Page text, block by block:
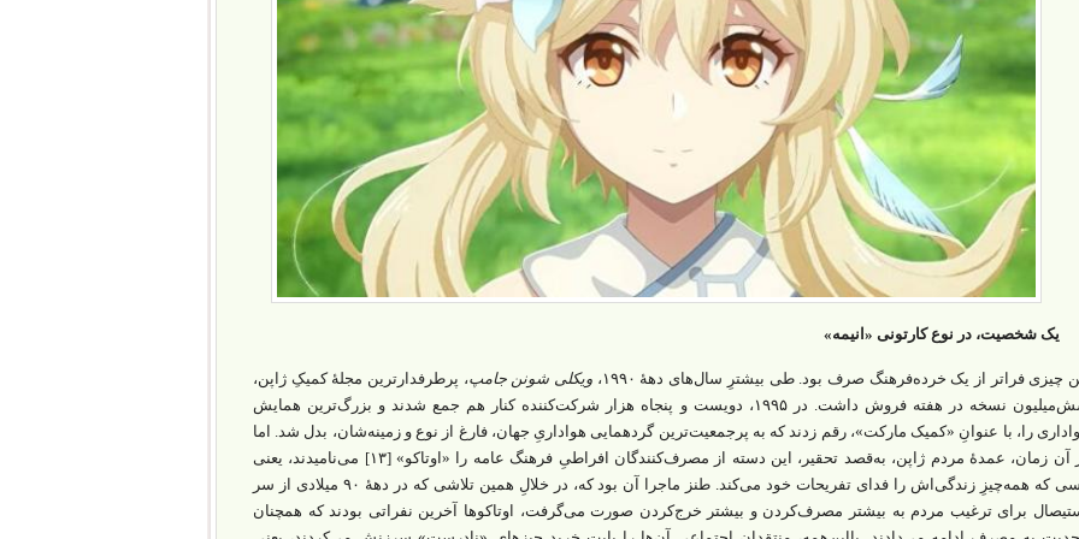
یک شخصیت، در نوع کارتونی «انیمه»
چیزی فراتر از یک خرده‌فرهنگ صرف بود. طی بیشترِ سال‌های دهۀ ۱۹۹۰، ویکلی شونن جامپ، پرطرفدارترین مجلۀ کمیکِ ژاپن،
شش‌میلیون نسخه در هفته فروش داشت. در ۱۹۹۵، دویست‌ و پنجاه‌ هزار شرکت‌کننده کنار هم جمع شدند و بزرگ‌ترین همایش
را، با عنوانِ «کمیک مارکت»، رقم زدند که به پرجمعیت‌ترین گردهمایی هواداریِ جهان، فارغ از نوع و زمینه‌شان، بدل شد. اما
در آن زمان، عمدۀ مردم ژاپن، به‌قصد تحقیر، این دسته از مصرف‌کنندگان افراطیِ فرهنگ عامه را «اوتاکو» [۱۳] می‌نامیدند، یعنی
کسی که همه‌چیزِ زندگی‌اش را فدای تفریحات خود می‌کند. طنز ماجرا آن بود که، در خلالِ همین تلاشی که در دهۀ ۹۰ میلادی از سر
برای ترغیب مردم به بیشتر مصرف‌کردن و بیشتر خرج‌کردن صورت می‌گرفت، اوتاکوها آخرین نفراتی بودند که همچنان